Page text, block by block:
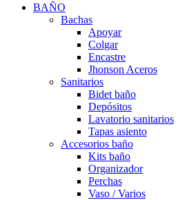
BAÑO
Bachas
Apoyar
Colgar
Encastre
Jhonson Aceros
Sanitarios
Bidet baño
Depósitos
Lavatorio sanitarios
Tapas asiento
Accesorios baño
Kits baño
Organizador
Perchas
Vaso / Varios